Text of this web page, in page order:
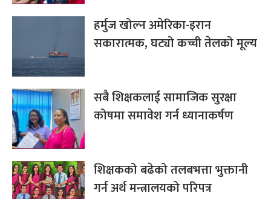
हर्मुज खोल्न अमेरिका-इरान
सकारात्मक, घट्यो कच्ची तेलको मूल्य
सबै शिक्षकलाई सामाजिक सुरक्षा
कोषमा समावेश गर्न ध्यानाकर्षण
शिक्षकको बढेको तलबभत्ता भुक्तानी
गर्न अर्थ मन्त्रालयको परिपत्र